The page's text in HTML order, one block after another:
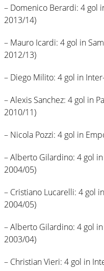
– Domenico Berardi: 4 gol
2013/14)
– Mauro Icardi: 4 gol in
2012/13)
– Diego Milito: 4 gol in
– Alexis Sanchez: 4 gol in
2010/11)
– Nicola Pozzi: 4 gol in
– Alberto Gilardino: 4 gol
2004/05)
– Cristiano Lucarelli: 4 gol
2004/05)
– Alberto Gilardino: 4 gol
2003/04)
– Christian Vieri: 4 gol in